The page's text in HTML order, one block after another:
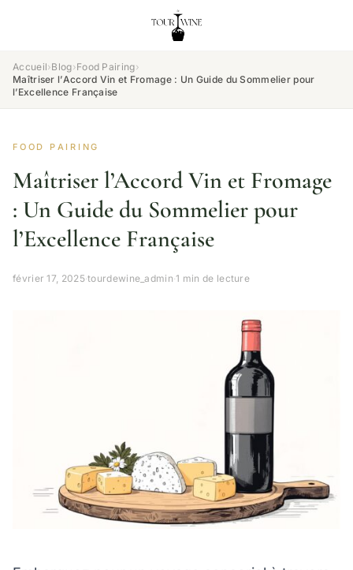
Accueil›Blog›Food Pairing›
Maîtriser l’Accord Vin et Fromage : Un Guide du Sommelier pour
l’Excellence Française
FOOD PAIRING
Maîtriser l’Accord Vin et Fromage
: Un Guide du Sommelier pour
l’Excellence Française
février 17, 2025·tourdewine_admin·1 min de lecture